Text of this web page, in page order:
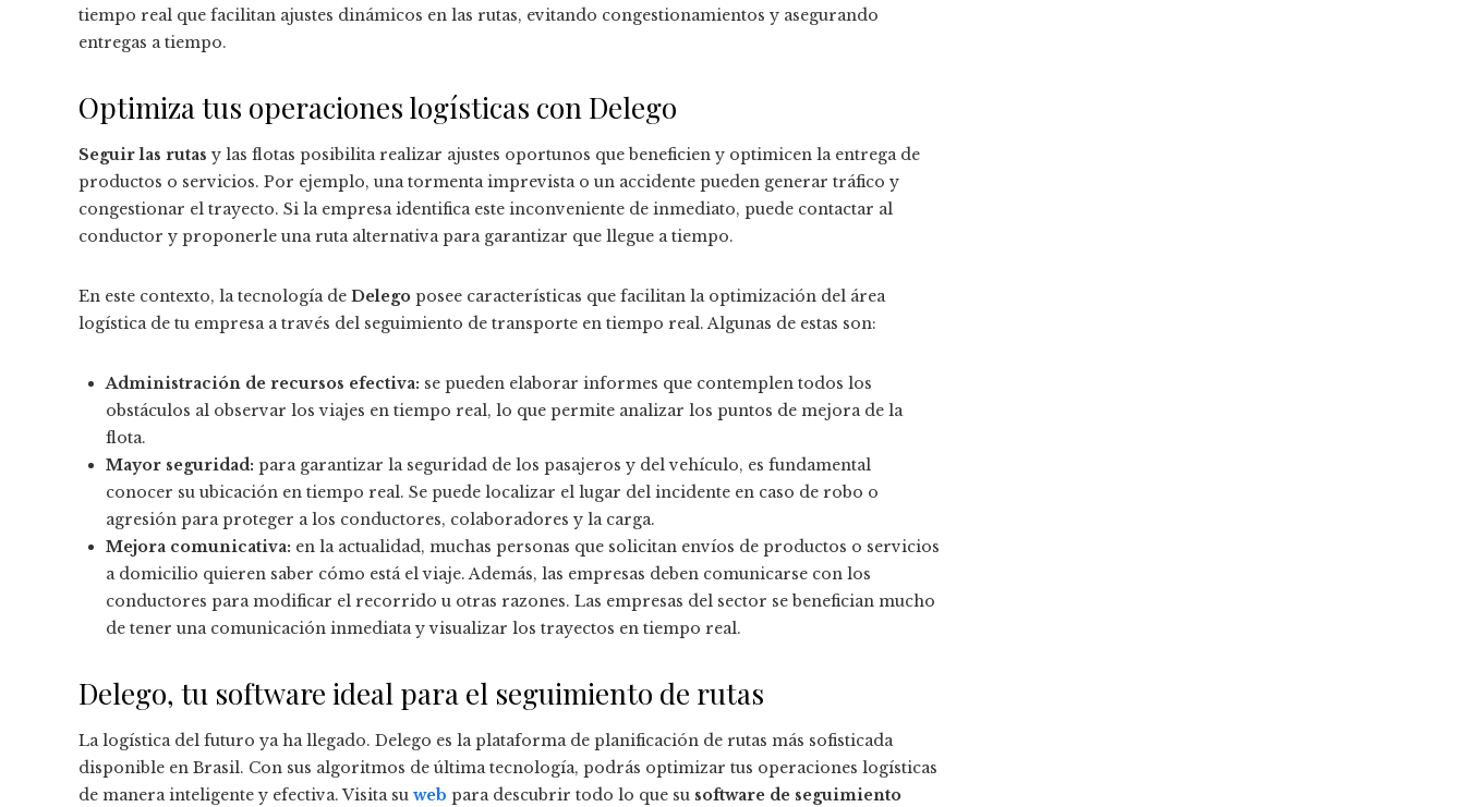
tiempo real que facilitan ajustes dinámicos en las rutas, evitando congestionamientos y asegurando
entregas a tiempo.
Optimiza tus operaciones logísticas con Delego
Seguir las rutas y las flotas posibilita realizar ajustes oportunos que beneficien y optimicen la entrega de
productos o servicios. Por ejemplo, una tormenta imprevista o un accidente pueden generar tráfico y
congestionar el trayecto. Si la empresa identifica este inconveniente de inmediato, puede contactar al
conductor y proponerle una ruta alternativa para garantizar que llegue a tiempo.
En este contexto, la tecnología de Delego posee características que facilitan la optimización del área
logística de tu empresa a través del seguimiento de transporte en tiempo real. Algunas de estas son:
Administración de recursos efectiva: se pueden elaborar informes que contemplen todos los
obstáculos al observar los viajes en tiempo real, lo que permite analizar los puntos de mejora de la
flota.
Mayor seguridad: para garantizar la seguridad de los pasajeros y del vehículo, es fundamental
conocer su ubicación en tiempo real. Se puede localizar el lugar del incidente en caso de robo o
agresión para proteger a los conductores, colaboradores y la carga.
Mejora comunicativa: en la actualidad, muchas personas que solicitan envíos de productos o servicios
a domicilio quieren saber cómo está el viaje. Además, las empresas deben comunicarse con los
conductores para modificar el recorrido u otras razones. Las empresas del sector se benefician mucho
de tener una comunicación inmediata y visualizar los trayectos en tiempo real.
Delego, tu software ideal para el seguimiento de rutas
La logística del futuro ya ha llegado. Delego es la plataforma de planificación de rutas más sofisticada
disponible en Brasil. Con sus algoritmos de última tecnología, podrás optimizar tus operaciones logísticas
de manera inteligente y efectiva. Visita su web para descubrir todo lo que su software de seguimiento